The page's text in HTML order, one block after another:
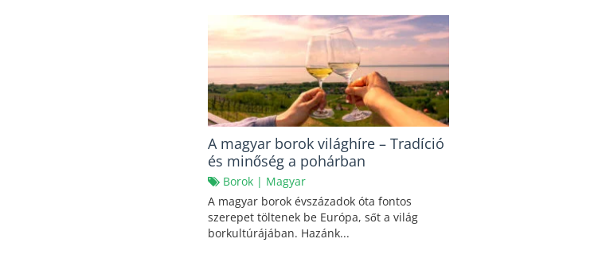
A magyar borok világhíre – Tradíció
és minőség a pohárban
Borok| Magyar
A magyar borok évszázadok óta fontos
szerepet töltenek be Európa, sőt a világ
borkultúrájában. Hazánk...